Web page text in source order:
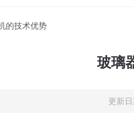
的技术优势
玻璃
更新